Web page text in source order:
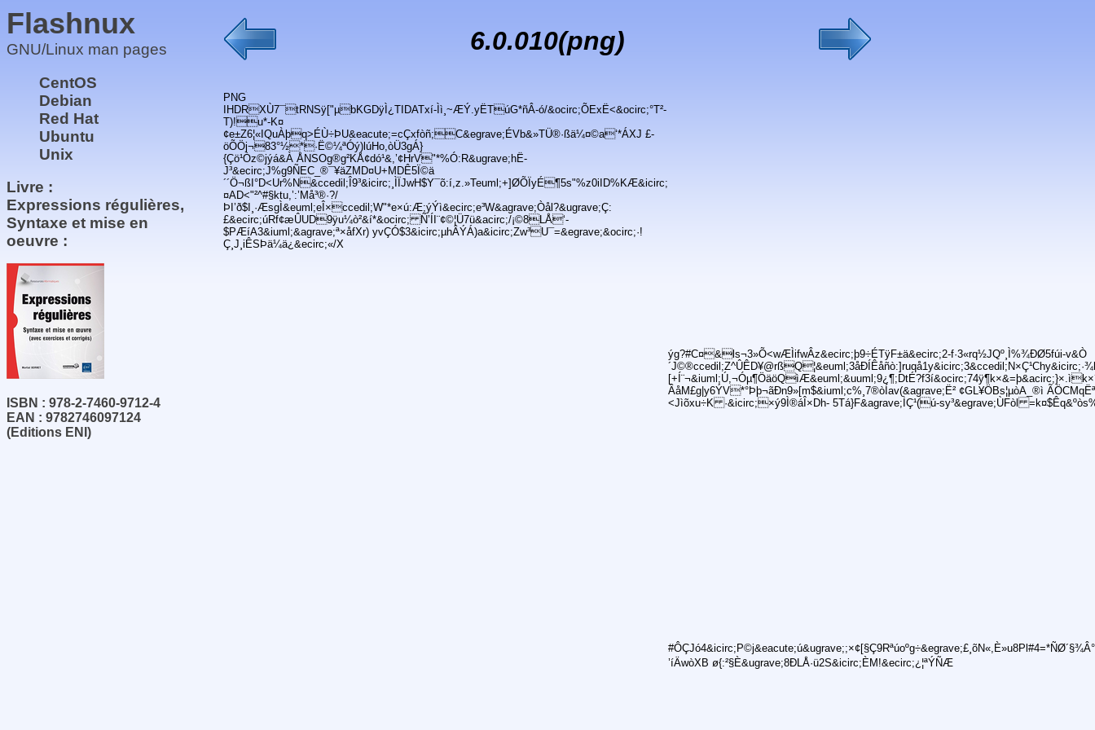
Flashnux
GNU/Linux man pages
CentOS
Debian
Red Hat
Ubuntu
Unix
Livre :
Expressions régulières,
Syntaxe et mise en
oeuvre :
ISBN : 978-2-7460-9712-4
EAN : 9782746097124
(Editions ENI)
6.0.010(png)
PNG
IHDRXÙ7¯tRNSÿ["µbKGDÿÌ¿TIDATxí-Ìì¸~ÆÝ.yËTúG*ñÂ-ó/&ocirc;ÕExË<&ocirc;°T²-
T)!u*-K¤
¢e±Z6¦«IQuÀþq>ÉÙ÷ÞU&eacute;=cÇxfòñ;C&egrave;ÉVb&»TÜ®·ßä¼¤©a‘*ÁXJ £-
öÕÖj¬83°½*·Ë©¼ªÓý)lúHo,òÜ3gÁ}
{Çö¹Òz©jýá&À ÅNSOg®g²KÅ¢dó¹&,’¢HrV"*%Ó:R&ugrave;hË-
J³&ecirc;J%g9ÑEC_®¯¥äZMD¤U+MDÊ5Ï©ä
´´Ö¬ßI°D<Ur%N&ccedil;Î9³&icirc;¸ÌÏJwH$Y¯õ:í,z.»Teuml;+]ØÕÏyÉ¶5s"%z0iID%KÆ&icirc;
¤AD<"²^#§ktu,’:’Må³®·?/
ÞI’ð$I¸·ÆsgÌ&euml;eÎ×ccedil;W"*e×ú:Æ;ýÝì&ecirc;e³W&agrave;Òål?&ugrave;Ç:
£&ecirc;úRf¢æÛUD9ÿu¼ò²&í*&ocirc; Ñ’ÍI¨¢©¦Ü7ü&acirc;/¡©8LÅ‘-
$PÆíA3&iuml;&agrave;ª×åfXr) yvÇÓ$3&icirc;µhÂÝÁ)a&icirc;Zw³U¯=&egrave;&ocirc;·!
Ç¸J¸iÊSÞä¼ä¿&ecirc;«/X
ýg?#C¤&ls¬3»Õ<wÆÌifwÂz&ecirc;þ9÷ÉTÿF±ä&ecirc;2-f·3«rq½JQº¸Ì%¾ÐØ5fúi-v&Ò
ÂåM£g|y6ÝV*°Þþ¬ãÐn9»[m$&iuml;c%¸7®òÍav(&agrave;Ë² ¢GL¥ÖBs¦µòA_®ì
<Jìõxu÷K ·&icirc;×ý9Ì®áÎ×Dh- 5Tá}F&agrave;ÌÇ¹(ú-sy³&egrave;ÙFòl
’íÄwòXB ø{:²§È&ugrave;8ÐLÅ·ü2S&icirc;ÈM!&ecirc;¿¦ªÝÑÆ